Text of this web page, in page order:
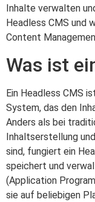
Inhalte verwalten
Headless CMS und
Content
Was ist
Ein Headless CMS
System, das den
Anders als bei
Inhaltserstellung
sind, fungiert ein
speichert und
(Application
sie auf beliebigen